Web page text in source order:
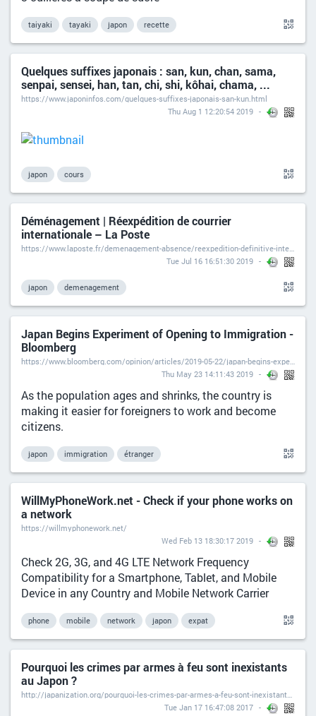
taiyaki tayaki japon recette
Quelques suffixes japonais : san, kun, chan, sama,
senpai, sensei, han, tan, chi, shi, kôhai, chama, ...
https://www.japoninfos.com/quelques-suffixes-japonais-san-kun.html
Thu Aug 1 12:20:54 2019
japon cours
Déménagement | Réexpédition de courrier
internationale – La Poste
https://www.laposte.fr/demenagement-absence/reexpedition-definitive-internationale
Tue Jul 16 16:51:30 2019
japon demenagement
Japan Begins Experiment of Opening to Immigration -
Bloomberg
https://www.bloomberg.com/opinion/articles/2019-05-22/japan-begins-experiment-of-opening-to-immigration
Thu May 23 14:11:43 2019
As the population ages and shrinks, the country is
making it easier for foreigners to work and become
citizens.
japon immigration étranger
WillMyPhoneWork.net - Check if your phone works on
a network
https://willmyphonework.net/
Wed Feb 13 18:30:17 2019
Check 2G, 3G, and 4G LTE Network Frequency
Compatibility for a Smartphone, Tablet, and Mobile
Device in any Country and Mobile Network Carrier
phone mobile network japon expat
Pourquoi les crimes par armes à feu sont inexistants
au Japon ?
http://japanization.org/pourquoi-les-crimes-par-armes-a-feu-sont-inexistants-au-japon/
Tue Jan 17 16:47:08 2017